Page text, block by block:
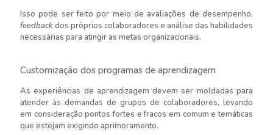
Isso pode ser feito por meio de avaliações de desempenho,
feedbackdos próprios colaboradores e análise das habilidades
necessárias para atingir as metas organizacionais.
Customização dos programas de aprendizagem
As experiências de aprendizagem devem ser moldadas para
atender às demandas de grupos de colaboradores, levando
em consideração pontos fortes e fracos em comum e temáticas
que estejam exigindo aprimoramento.